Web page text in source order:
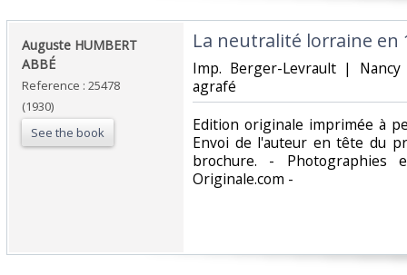
‎Auguste HUMBERT
ABBÉ‎
Reference : 25478
(1930)
See the book
‎La neutralité lorraine en
‎Imp. Berger-Levrault |
agrafé‎
‎Edition originale imprimée à
Envoi de l'auteur en tête du
brochure. - Photographies
Originale.com -‎